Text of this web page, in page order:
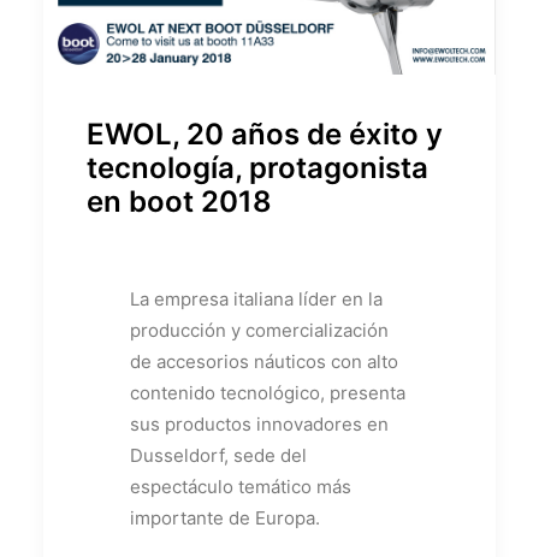
EWOL, 20 años de éxito y
tecnología, protagonista
en boot 2018
La empresa italiana líder en la
producción y comercialización
de accesorios náuticos con alto
contenido tecnológico, presenta
sus productos innovadores en
Dusseldorf, sede del
espectáculo temático más
importante de Europa.